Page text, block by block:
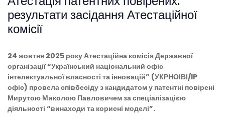
результати засідання Атестаційної
комісії
24 жовтня 2025 року Атестаційна комісія Державної
організації“Український національний офіс
інтелектуальної власності та інновацій” (УКРНОІВІ/IP
офіс) провела співбесіду з кандидатом у патентні повірені
Мирутою Миколою Павловичем за спеціалізацією
діяльності “винаходи та корисні моделі”.